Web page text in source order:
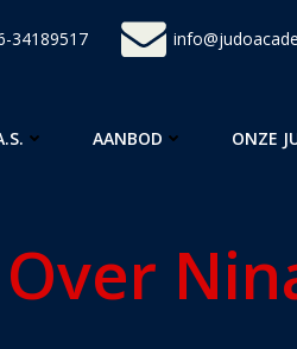
34189517
AANBOD ONZE
Over